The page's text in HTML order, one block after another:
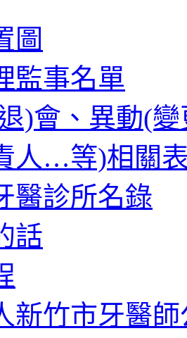
圖
監事名單
)會、異動(
人…等)相關
醫診所名錄
話
新竹市牙醫師